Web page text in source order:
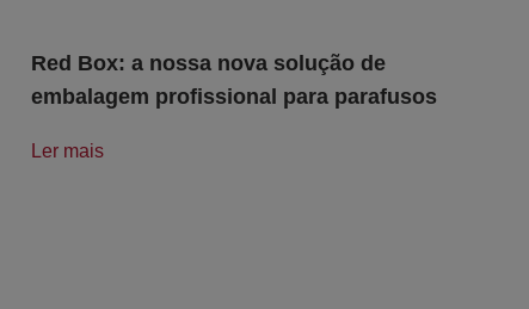
Red Box: a nossa nova solução de
embalagem profissional para parafusos
Ler mais